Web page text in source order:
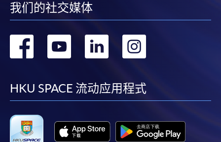
我们的社交媒体
转
facebook
转
youtube
转
linkedin
转
HKU SPACE 流动应用程式